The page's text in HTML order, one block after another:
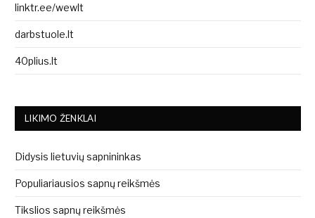
linktr.ee/wewlt
darbstuole.lt
40plius.lt
LIKIMO ŽENKLAI
Didysis lietuvių sapnininkas
Populiariausios sapnų reikšmės
Tikslios sapnų reikšmės